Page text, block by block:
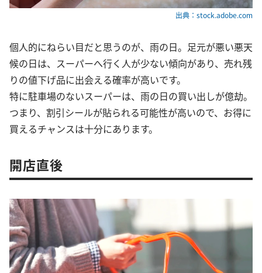
出典：stock.adobe.com
個人的にねらい目だと思うのが、雨の日。足元が悪い悪天
候の日は、スーパーへ行く人が少ない傾向があり、売れ残
りの値下げ品に出会える確率が高いです。
特に駐車場のないスーパーは、雨の日の買い出しが億劫。
つまり、割引シールが貼られる可能性が高いので、お得に
買えるチャンスは十分にあります。
開店直後